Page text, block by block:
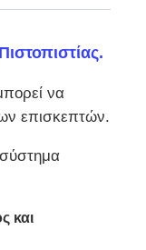
να
επισκεπτών.
και